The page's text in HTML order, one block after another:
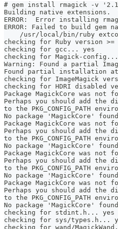
# gem install rmagick -v
Building native extensions.
ERROR:  Error installing
ERROR: Failed to build gem
/usr/local/bin/ruby
checking for Ruby version
checking for gcc... yes
checking for Magick-
Warning: Found a partial
Found partial installation
checking for ImageMagick
checking for HDRI disabled
Package MagickCore was
Perhaps you should add the
to the PKG_CONFIG_PATH
No package 'MagickCore' found
Package MagickCore was
Perhaps you should add the
to the PKG_CONFIG_PATH
No package 'MagickCore' found
Package MagickCore was
Perhaps you should add the
to the PKG_CONFIG_PATH
No package 'MagickCore' found
Package MagickCore was
Perhaps you should add the
to the PKG_CONFIG_PATH
No package 'MagickCore' found
checking for stdint.h... yes
checking for sys/types.h...
checking for wand/